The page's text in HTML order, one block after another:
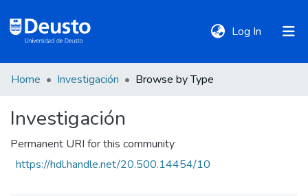
Log In (current)
DeustoTeka
Communities
Collections
Home Investigación Browse by Type
Investigación
Permanent URI for this community
https://hdl.handle.net/20.500.14454/10